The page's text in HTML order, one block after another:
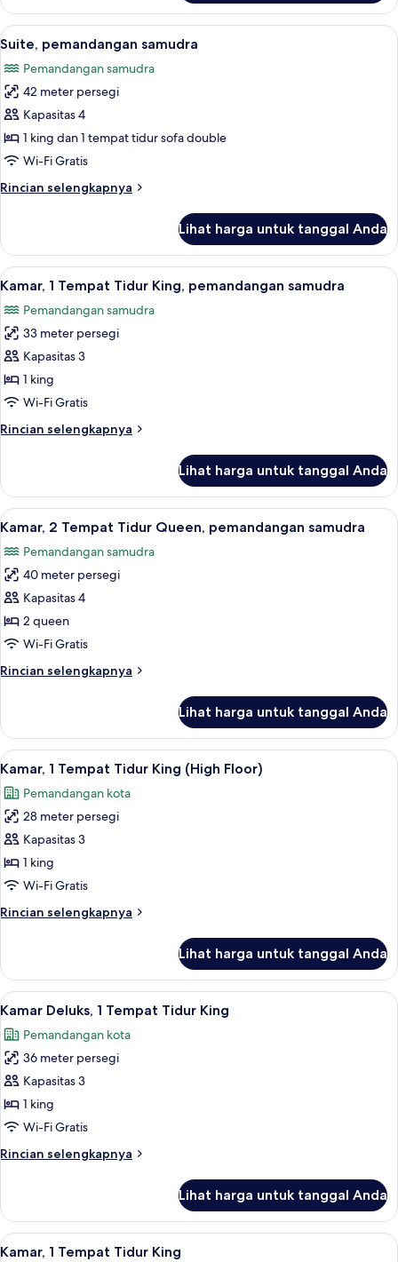
pemandangan
gunung
Suite,
Tempat
King
dengan
tempat
tidur
Sofa,
pemandangan
gunung
Lihat
semua
foto
untuk
Suite,
pemandangan
samudra
Suite, pemandangan samudra |
5
Suite, pemandangan samudra
Pemandangan samudra
42 meter persegi
Kapasitas 4
1 king dan 1 tempat tidur sofa double
Wi-Fi Gratis
Rincian selengkapnya
Rincian
Suite,
pemandangan
samudra
Lihat harga untuk tanggal Anda
Lihat
semua
foto
untuk
Kamar,
1
Tempat
King,
Kamar, 1 Tempat Tidur King,
7
Kamar, 1 Tempat Tidur King, pemandangan samudra
Pemandangan samudra
33 meter persegi
Kapasitas 3
1 king
Wi-Fi Gratis
Rincian selengkapnya
Rincian
Kamar,
Tempat
King,
pemandangan
samudra
Lihat harga untuk tanggal Anda
Lihat
semua
foto
untuk
Kamar,
2
Tempat
Queen,
Kamar, 2 Tempat Tidur Queen,
5
Kamar, 2 Tempat Tidur Queen, pemandangan samudra
Pemandangan samudra
40 meter persegi
Kapasitas 4
2 queen
Wi-Fi Gratis
Rincian selengkapnya
Rincian
Kamar,
Tempat
Queen,
pemandangan
samudra
Lihat harga untuk tanggal Anda
Lihat
semua
foto
untuk
Kamar,
1
Tempat
King
Seprai premium, brankas, tirai
6
Kamar, 1 Tempat Tidur King (High Floor)
Pemandangan kota
28 meter persegi
Kapasitas 3
1 king
Wi-Fi Gratis
Rincian selengkapnya
Rincian
Kamar,
Tempat
King
(High
Floor)
Lihat harga untuk tanggal Anda
Lihat
semua
foto
untuk
Kamar
Deluks,
1
Tidur
Seprai premium, brankas, tirai
6
Kamar Deluks, 1 Tempat Tidur King
Pemandangan kota
36 meter persegi
Kapasitas 3
1 king
Wi-Fi Gratis
Rincian selengkapnya
Rincian
Kamar
Deluks,
1
Lihat harga untuk tanggal Anda
Lihat
Seprai premium, brankas, tirai
4
Kamar, 1 Tempat Tidur King